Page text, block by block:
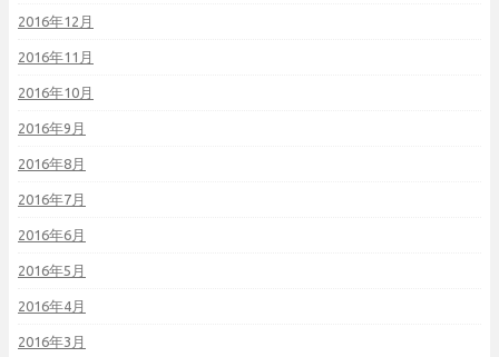
2016年12月
2016年11月
2016年10月
2016年9月
2016年8月
2016年7月
2016年6月
2016年5月
2016年4月
2016年3月